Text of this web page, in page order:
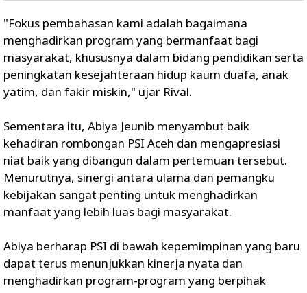
"Fokus pembahasan kami adalah bagaimana
menghadirkan program yang bermanfaat bagi
masyarakat, khususnya dalam bidang pendidikan serta
peningkatan kesejahteraan hidup kaum duafa, anak
yatim, dan fakir miskin," ujar Rival.
Sementara itu, Abiya Jeunib menyambut baik
kehadiran rombongan PSI Aceh dan mengapresiasi
niat baik yang dibangun dalam pertemuan tersebut.
Menurutnya, sinergi antara ulama dan pemangku
kebijakan sangat penting untuk menghadirkan
manfaat yang lebih luas bagi masyarakat.
Abiya berharap PSI di bawah kepemimpinan yang baru
dapat terus menunjukkan kinerja nyata dan
menghadirkan program-program yang berpihak